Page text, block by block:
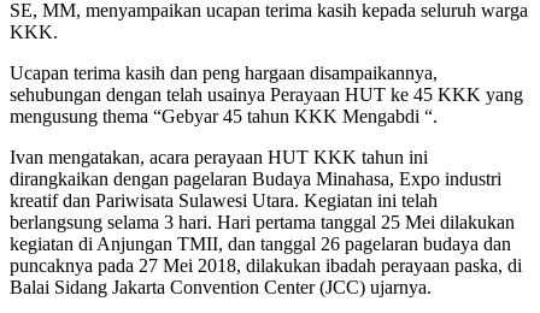
SE, MM, menyampaikan ucapan terima kasih kepada seluruh warga
KKK.
Ucapan terima kasih dan peng hargaan disampaikannya,
sehubungan dengan telah usainya Perayaan HUT ke 45 KKK yang
mengusung thema “Gebyar 45 tahun KKK Mengabdi “.
Ivan mengatakan, acara perayaan HUT KKK tahun ini
dirangkaikan dengan pagelaran Budaya Minahasa, Expo industri
kreatif dan Pariwisata Sulawesi Utara. Kegiatan ini telah
berlangsung selama 3 hari. Hari pertama tanggal 25 Mei dilakukan
kegiatan di Anjungan TMII, dan tanggal 26 pagelaran budaya dan
puncaknya pada 27 Mei 2018, dilakukan ibadah perayaan paska, di
Balai Sidang Jakarta Convention Center (JCC) ujarnya.